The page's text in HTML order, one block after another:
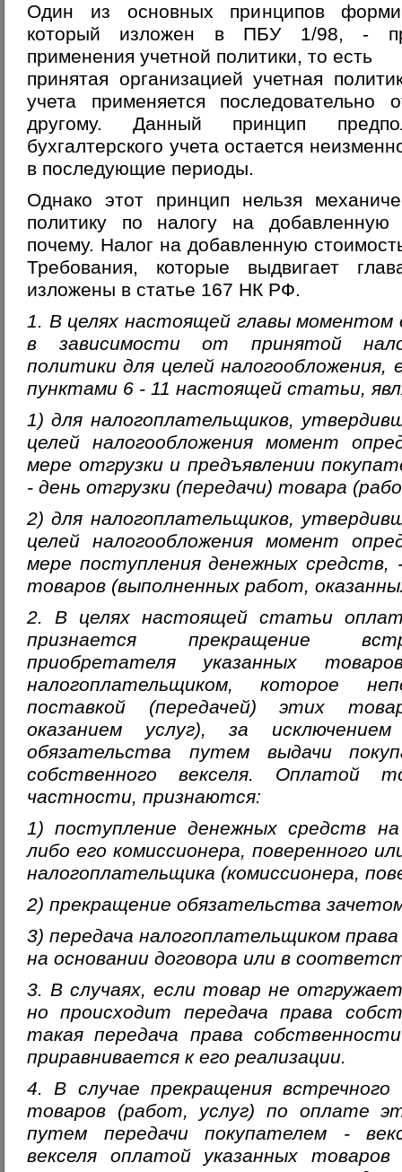
Один из основных принципов
который изложен в ПБУ 1/98, -
применения учетной политики, то есть
принятая организацией учетная
учета применяется последовательно
другому. Данный принцип
бухгалтерского учета остается
в последующие периоды.
Однако этот принцип нельзя
политику по налогу на
почему. Налог на добавленную
Требования, которые выдвигает
изложены в статье 167 НК РФ.
1. В целях настоящей главы моментом
в зависимости от принятой
политики для целей налогообложения,
пунктами 6 - 11 настоящей статьи,
1) для налогоплательщиков,
целей налогообложения момент
мере отгрузки и предъявлении
- день отгрузки (передачи) товара
2) для налогоплательщиков,
целей налогообложения момент
мере поступления денежных
товаров (выполненных работ,
2. В целях настоящей статьи
признается прекращение
приобретателя указанных
налогоплательщиком, которое
поставкой (передачей) этих
оказанием услуг), за
обязательства путем выдачи
собственного векселя. Оплатой
частности, признаются:
1) поступление денежных средств
либо его комиссионера, поверенного
налогоплательщика (комиссионера,
2) прекращение обязательства
3) передача налогоплательщиком
на основании договора или в
3. В случаях, если товар не
но происходит передача права
такая передача права
приравнивается к его реализации.
4. В случае прекращения встречного
товаров (работ, услуг) по оплате
путем передачи покупателем -
векселя оплатой указанных